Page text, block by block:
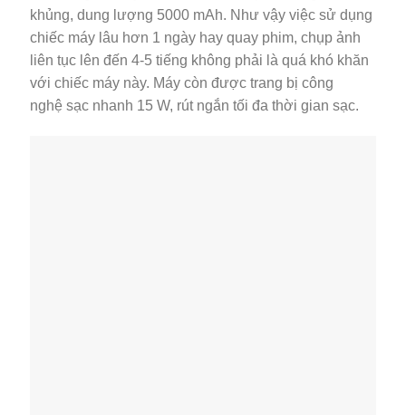
khủng, dung lượng 5000 mAh. Như vậy việc sử dụng
chiếc máy lâu hơn 1 ngày hay quay phim, chụp ảnh
liên tục lên đến 4-5 tiếng không phải là quá khó khăn
với chiếc máy này. Máy còn được trang bị công
nghệ sạc nhanh 15 W, rút ngắn tối đa thời gian sạc.